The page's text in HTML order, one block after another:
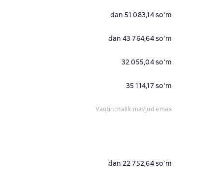
dan 51 083,14 soʻm
dan 43 764,64 soʻm
32 055,04 soʻm
35 114,17 soʻm
vaqtinchalik mavjud emas
dan 22 752,64 soʻm